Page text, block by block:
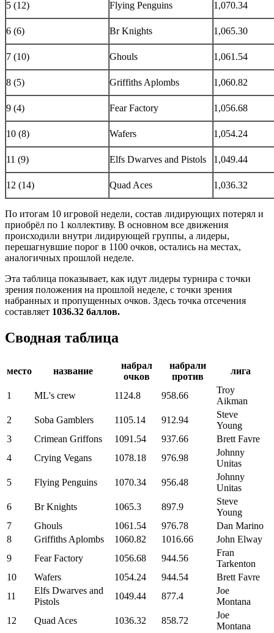
5 (12) Flying Penguins 1,070.34
6 (6) Br Knights 1,065.30
7 (10) Ghouls 1,061.54
8 (5) Griffiths Aplombs 1,060.82
9 (4) Fear Factory 1,056.68
10 (8) Wafers 1,054.24
11 (9) Elfs Dwarves and Pistols 1,049.44
12 (14) Quad Aces 1,036.32
По итогам 10 игровой недели, состав лидирующих потерял и
приобрёл по 1 коллективу. В основном все движения
происходили внутри лидирующей группы, а лидеры,
перешагнувшие порог в 1100 очков, остались на местах,
аналогичных прошлой неделе.
Эта таблица показывает, как идут лидеры турнира с точки
зрения положения на прошлой неделе, с точки зрения
набранных и пропущенных очков. Здесь точка отсечения
составляет 1036.32 баллов.
Сводная таблица
место название
набрал
очков
набрали
против
лига
1 ML's crew 1124.8 958.66
Troy
Aikman
2
Soba Gamblers 1105.14 912.94
Steve
Young
3
Crimean Griffons 1091.54 937.66
Brett Favre
4
Crying Vegans 1078.18 976.98
Johnny
Unitas
5
Flying Penguins 1070.34 956.48
Johnny
Unitas
6
Br Knights 1065.3 897.9
Steve
Young
7
Ghouls 1061.54 976.78
Dan Marino
8
Griffiths Aplombs 1060.82 1016.66
John Elway
9
Fear Factory 1056.68 944.56
Fran
Tarkenton
10
Wafers 1054.24 944.54
Brett Favre
11
Elfs Dwarves and
Pistols
1049.44 877.4
Joe
Montana
12
Quad Aces 1036.32 858.72
Joe
Montana